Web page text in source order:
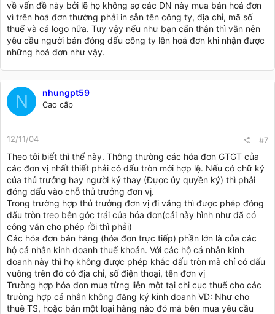
về vấn đề này bởi lẽ họ không sợ các DN này mua bán hoá đơn
vì trên hoá đơn thường phải in sẵn tên công ty, địa chỉ, mã số
thuế và cả logo nữa. Tuy vậy nếu như bạn cẩn thận thì vẫn nên
yêu cầu người bán đóng dấu công ty lên hoá đơn khi nhận được
những hoá đơn như vậy.
N nhungpt59
Cao cấp
12/11/04 #7
Theo tôi biết thì thế này. Thông thường các hóa đơn GTGT của
các đơn vị nhất thiết phải có dấu tròn mới hợp lệ. Nếu có chữ ký
của thủ trưởng hay người ký thay (Đựợc ủy quyền ký) thì phải
đóng dấu vào chỗ thủ trưởng đơn vị.
Trong trường hợp thủ trưởng đơn vị đi vắng thì được phép đóng
dấu tròn treo bên góc trái của hóa đơn(cái này hình như đã có
công văn cho phép rồi thì phải)
Các hóa đơn bán hàng (hóa đơn trực tiếp) phần lớn là của các
hộ cá nhân kinh doanh thuế khoán. Với các hộ cá nhân kinh
doanh này thì họ không được phép khắc dấu tròn mà chỉ có dấu
vuông trên đó có địa chỉ, số điện thoại, tên đơn vị
Trường hợp hóa đơn mua từng liên một tại chi cục thuế cho các
trường hợp cá nhân không đăng ký kinh doanh VD: Như cho
thuê TS, hoặc bán một loại hàng nào đó mà bên mua yêu cầu